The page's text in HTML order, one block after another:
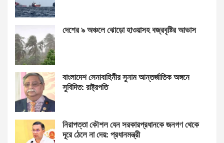
দেশের ৯ অঞ্চলে ঝোড়ো হাওয়াসহ বজ্রবৃষ্টির আভাস
বাংলাদেশ সেনাবাহিনীর সুনাম আন্তর্জাতিক অঙ্গনে
সুবিদিত: রাষ্ট্রপতি
নিরাপত্তা কৌশল যেন সরকারপ্রধানকে জনগণ থেকে
দূরে ঠেলে না দেয়: প্রধানমন্ত্রী